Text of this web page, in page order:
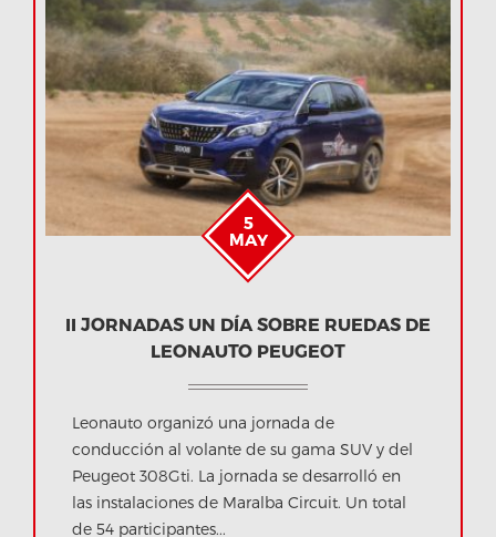
5
MAY
II JORNADAS UN DÍA SOBRE RUEDAS DE
LEONAUTO PEUGEOT
Leonauto organizó una jornada de
conducción al volante de su gama SUV y del
Peugeot 308Gti. La jornada se desarrolló en
las instalaciones de Maralba Circuit. Un total
de 54 participantes...